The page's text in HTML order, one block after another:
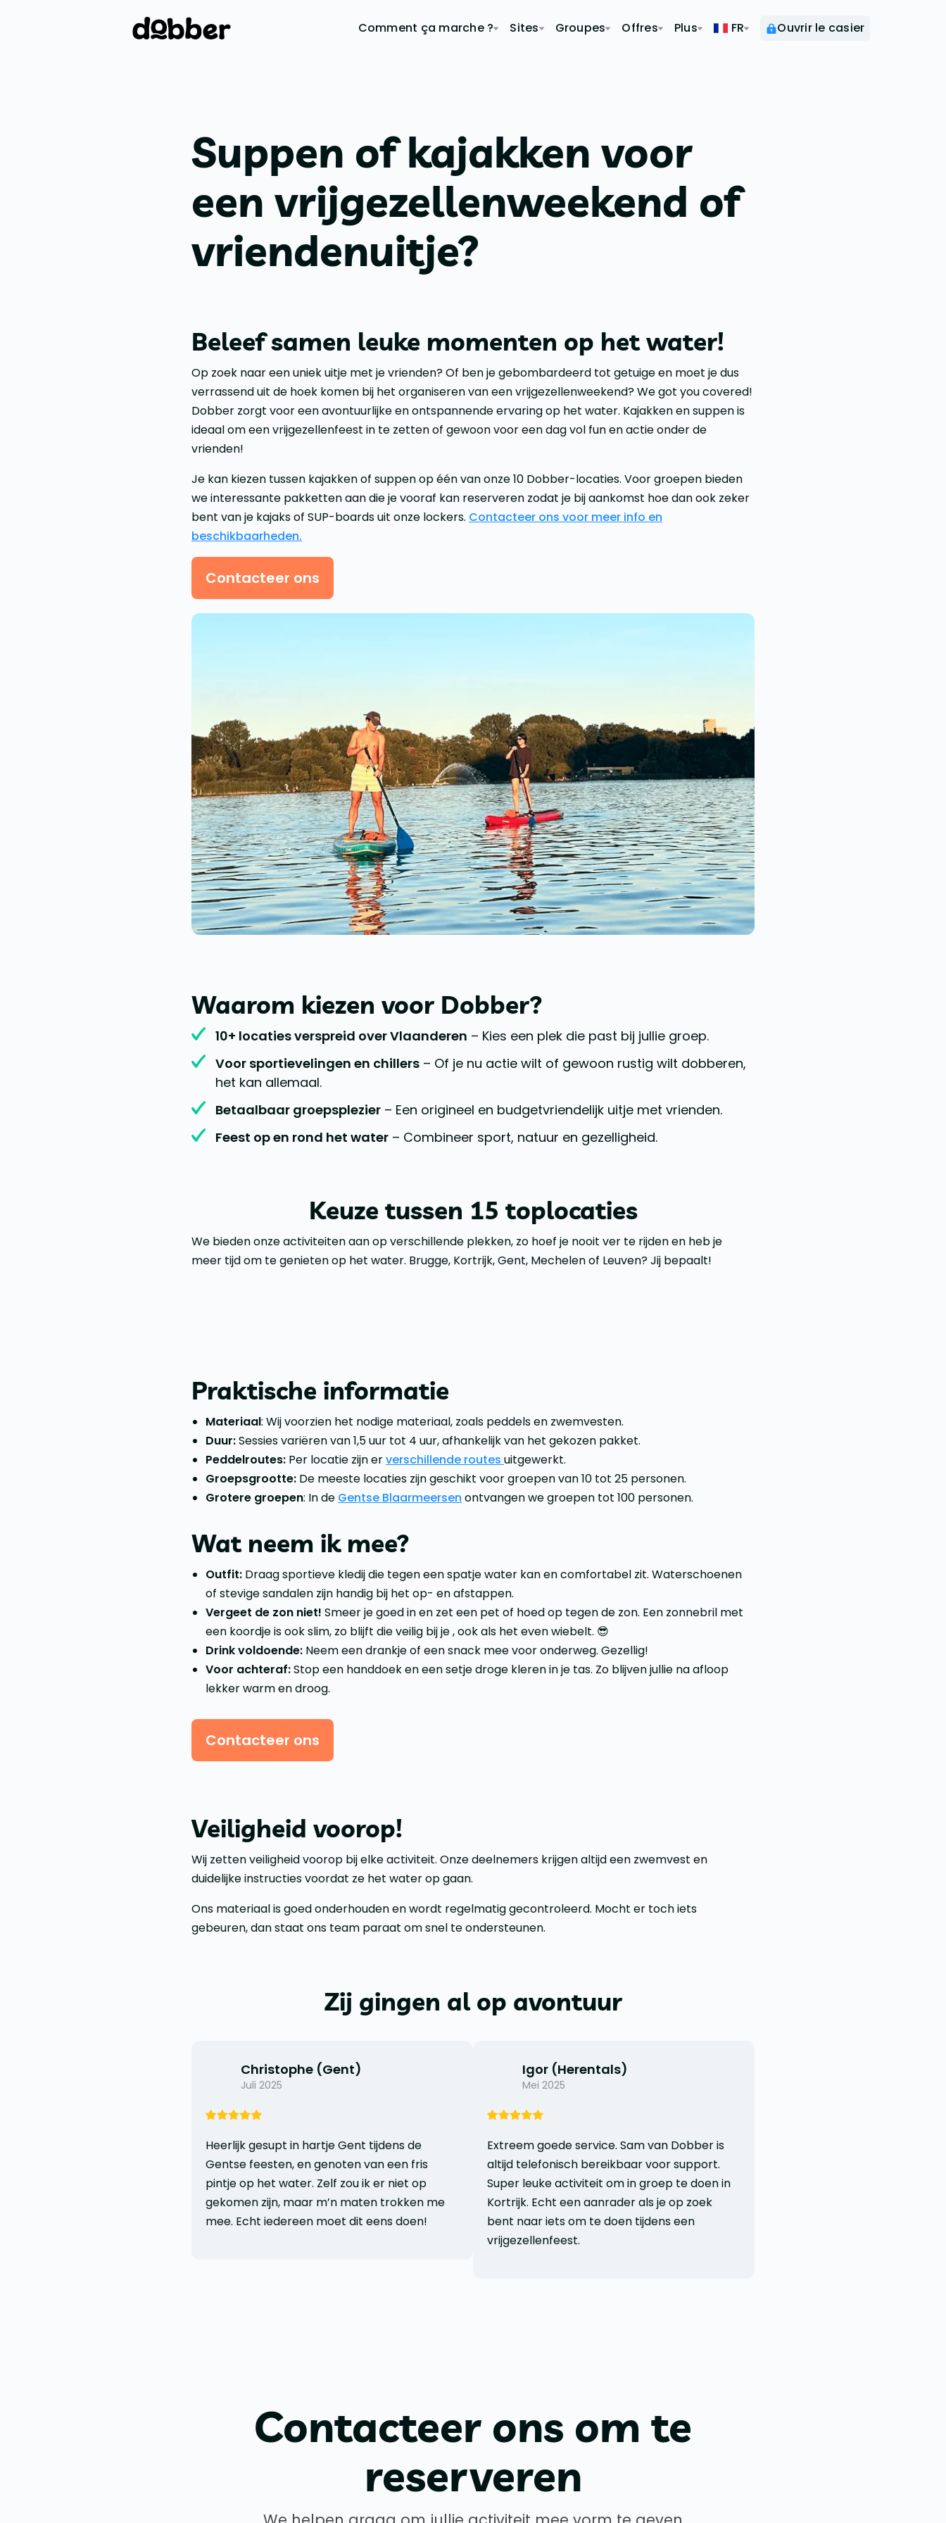
Comment ça marche ? Sites Groupes Offres Plus FR Ouvrir le casier
Suppen of kajakken voor
een vrijgezellenweekend of
vriendenuitje?
Beleef samen leuke momenten op het water!
Op zoek naar een uniek uitje met je vrienden? Of ben je gebombardeerd tot getuige en moet je dus
verrassend uit de hoek komen bij het organiseren van een vrijgezellenweekend? We got you covered!
Dobber zorgt voor een avontuurlijke en ontspannende ervaring op het water. Kajakken en suppen is
ideaal om een vrijgezellenfeest in te zetten of gewoon voor een dag vol fun en actie onder de
vrienden!
Je kan kiezen tussen kajakken of suppen op één van onze 10 Dobber-locaties. Voor groepen bieden
we interessante pakketten aan die je vooraf kan reserveren zodat je bij aankomst hoe dan ook zeker
bent van je kajaks of SUP-boards uit onze lockers. Contacteer ons voor meer info en
beschikbaarheden.
Contacteer ons
Waarom kiezen voor Dobber?
10+ locaties verspreid over Vlaanderen – Kies een plek die past bij jullie groep.
Voor sportievelingen en chillers – Of je nu actie wilt of gewoon rustig wilt dobberen,
het kan allemaal.
Betaalbaar groepsplezier – Een origineel en budgetvriendelijk uitje met vrienden.
Feest op en rond het water – Combineer sport, natuur en gezelligheid.
Keuze tussen 15 toplocaties
We bieden onze activiteiten aan op verschillende plekken, zo hoef je nooit ver te rijden en heb je
meer tijd om te genieten op het water. Brugge, Kortrijk, Gent, Mechelen of Leuven? Jij bepaalt!
Praktische informatie
Materiaal: Wij voorzien het nodige materiaal, zoals peddels en zwemvesten.
Duur:Sessies variëren van 1,5 uur tot 4 uur, afhankelijk van het gekozen pakket.​
Peddelroutes: Per locatie zijn erverschillende routes uitgewerkt.
Groepsgrootte: De meeste locaties zijn geschikt voor groepen van 10 tot 25 personen.
Grotere groepen: In de Gentse Blaarmeersen ontvangen we groepen tot 100 personen.
Wat neem ik mee?
Outfit: Draag sportieve kledij die tegen een spatje water kan en comfortabel zit. Waterschoenen
of stevige sandalen zijn handig bij het op- en afstappen.
Vergeet de zon niet! Smeer je goed in en zet een pet of hoed op tegen de zon. Een zonnebril met
een koordje is ook slim, zo blijft die veilig bij je , ook als het even wiebelt. 😎
Drink voldoende: Neem een drankje of een snack mee voor onderweg. Gezellig!
Voor achteraf:Stop een handdoek en een setje droge kleren in je tas. Zo blijven jullie na afloop
lekker warm en droog.
Contacteer ons
Veiligheid voorop!
Wij zetten veiligheid voorop bij elke activiteit. Onze deelnemers krijgen altijd een zwemvest en
duidelijke instructies voordat ze het water op gaan.
Ons materiaal is goed onderhouden en wordt regelmatig gecontroleerd. Mocht er toch iets
gebeuren, dan staat ons team paraat om snel te ondersteunen.
Zij gingen al op avontuur
Christophe (Gent)
Juli 2025
Heerlijk gesupt in hartje Gent tijdens de
Gentse feesten, en genoten van een fris
pintje op het water. Zelf zou ik er niet op
gekomen zijn, maar m’n maten trokken me
mee. Echt iedereen moet dit eens doen!
Igor (Herentals)
Mei 2025
Extreem goede service. Sam van Dobber is
altijd telefonisch bereikbaar voor support.
Super leuke activiteit om in groep te doen in
Kortrijk. Echt een aanrader als je op zoek
bent naar iets om te doen tijdens een
vrijgezellenfeest.
Contacteer ons om te
reserveren